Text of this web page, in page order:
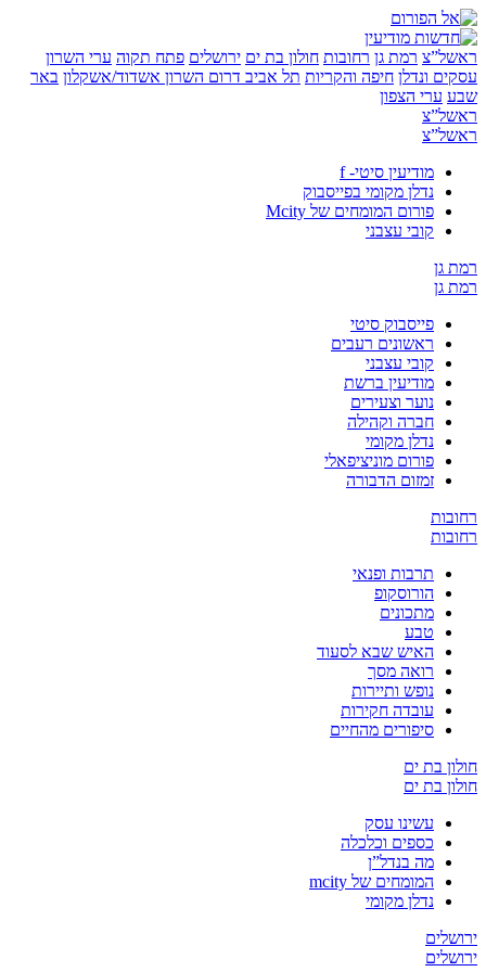
רמת גן רחובות חולון בת ים ירושלים פתח תקוה ערי השרון
ונדלן חיפה והקריות תל אביבדרום השרון אשדוד/אשקלון באר
ערי הצפון
מודיעין סיטי- f
נדלן מקומי בפייסבוק
פורום המומחים של Mcity
קובי עצבני
פייסבוק סיטי
ראשונים רעבים
קובי עצבני
מודיעין ברשת
נוער וצעירים
חברה וקהילה
נדלן מקומי
פורום מוניציפאלי
זמזום הדבורה
תרבות ופנאי
הורוסקופ
מתכונים
טבע
האיש שבא לסעוד
רואה מסך
נופש ותיירות
עובדה חקירות
סיפורים מהחיים
בת ים
בת ים
עשינו עסק
כספים וכלכלה
מה בנדל”ן
המומחים של mcity
נדלן מקומי